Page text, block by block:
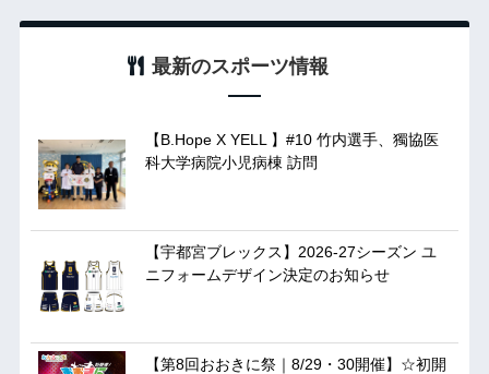
最新のスポーツ情報
【B.Hope X YELL 】#10 竹内選手、獨協医
科大学病院小児病棟 訪問
【宇都宮ブレックス】2026-27シーズン ユ
ニフォームデザイン決定のお知らせ
【第8回おおきに祭｜8/29・30開催】☆初開